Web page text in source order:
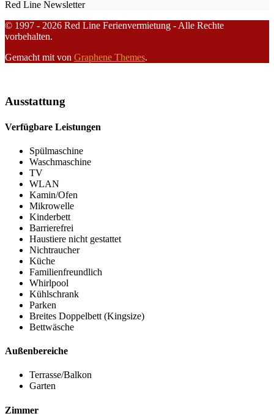
Red Line Newsletter
© 1997 - 2026 Red Line Ferienvermietung - Alle Rechte
vorbehalten.
Gemacht mit von Graphene Themes.
Ausstattung
Verfügbare Leistungen
Spülmaschine
Waschmaschine
TV
WLAN
Kamin/Ofen
Mikrowelle
Kinderbett
Barrierefrei
Haustiere nicht gestattet
Nichtraucher
Küche
Familienfreundlich
Whirlpool
Kühlschrank
Parken
Breites Doppelbett (Kingsize)
Bettwäsche
Außenbereiche
Terrasse/Balkon
Garten
Zimmer